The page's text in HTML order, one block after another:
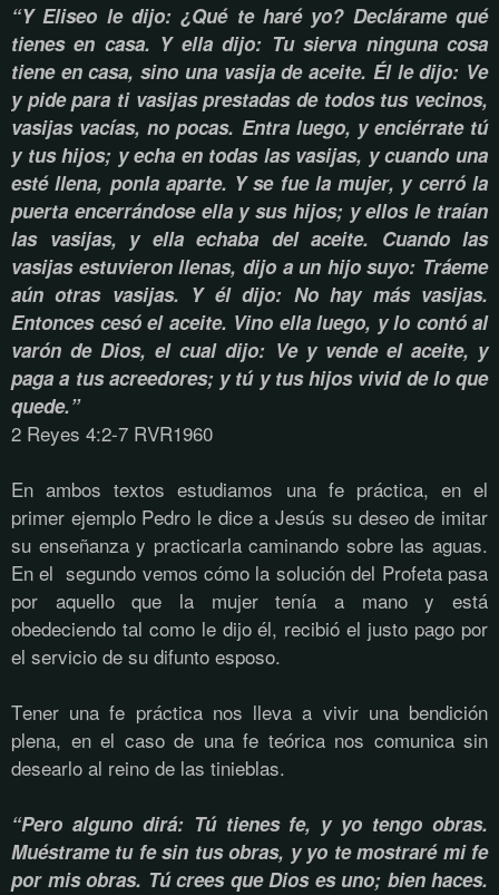
“Y Eliseo le dijo: ¿Qué te haré yo? Declárame qué
tienes en casa. Y ella dijo: Tu sierva ninguna cosa
tiene en casa, sino una vasija de aceite. Él le dijo: Ve
y pide para ti vasijas prestadas de todos tus vecinos,
vasijas vacías, no pocas. Entra luego, y enciérrate tú
y tus hijos; y echa en todas las vasijas, y cuando una
esté llena, ponla aparte. Y se fue la mujer, y cerró la
puerta encerrándose ella y sus hijos; y ellos le traían
las vasijas, y ella echaba del aceite. Cuando las
vasijas estuvieron llenas, dijo a un hijo suyo: Tráeme
aún otras vasijas. Y él dijo: No hay más vasijas.
Entonces cesó el aceite. Vino ella luego, y lo contó al
varón de Dios, el cual dijo: Ve y vende el aceite, y
paga a tus acreedores; y tú y tus hijos vivid de lo que
quede.”
2 Reyes 4:2-7 RVR1960
En ambos textos estudiamos una fe práctica, en el
primer ejemplo Pedro le dice a Jesús su deseo de imitar
su enseñanza y practicarla caminando sobre las aguas.
En el segundo vemos cómo la solución del Profeta pasa
por aquello que la mujer tenía a mano y está
obedeciendo tal como le dijo él, recibió el justo pago por
el servicio de su difunto esposo.
Tener una fe práctica nos lleva a vivir una bendición
plena, en el caso de una fe teórica nos comunica sin
desearlo al reino de las tinieblas.
“Pero alguno dirá: Tú tienes fe, y yo tengo obras.
Muéstrame tu fe sin tus obras, y yo te mostraré mi fe
por mis obras. Tú crees que Dios es uno; bien haces.